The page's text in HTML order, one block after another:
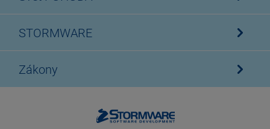
STORMWARE
Zákony